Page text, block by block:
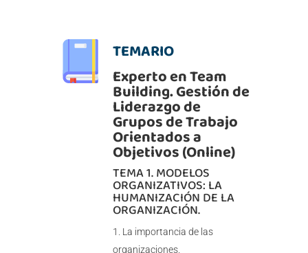
TEMARIO
Experto en Team
Building. Gestión de
Liderazgo de
Grupos de Trabajo
Orientados a
Objetivos (Online)
TEMA 1. MODELOS
ORGANIZATIVOS: LA
HUMANIZACIÓN DE LA
ORGANIZACIÓN.
La importancia de las
organizaciones.